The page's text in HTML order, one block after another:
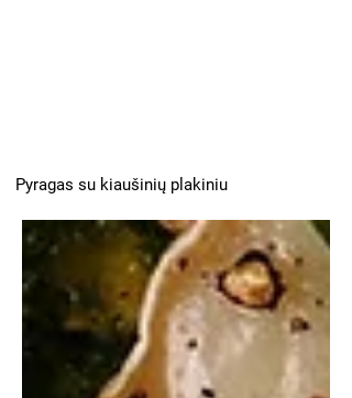
Pyragas su kiaušinių plakiniu